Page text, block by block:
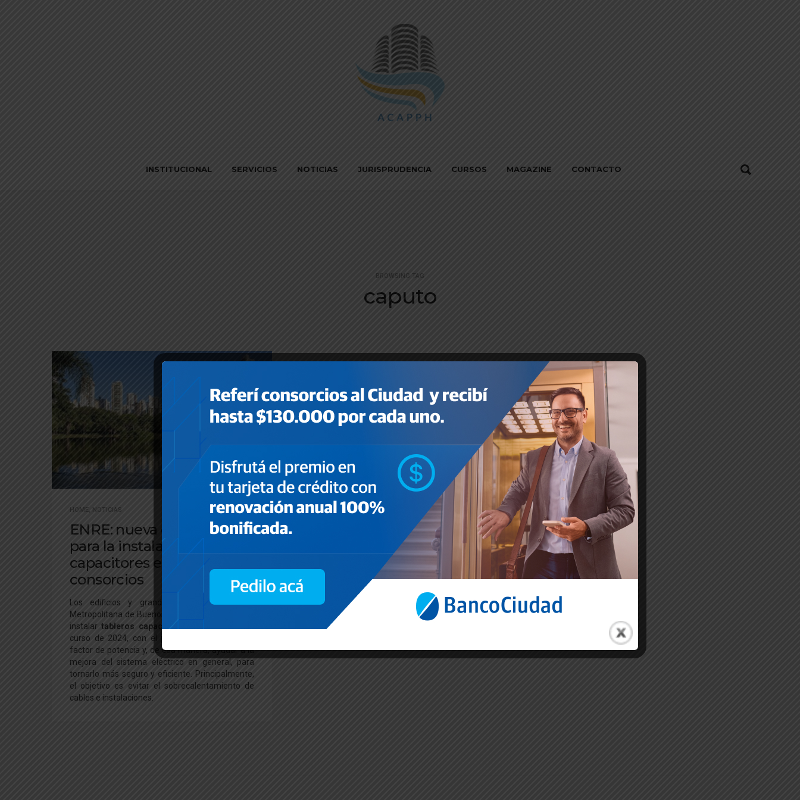
INSTITUCIONAL SERVICIOS NOTICIAS JURISPRUDENCIA CURSOS MAGAZINE CONTACTO
BROWSING TAG
caputo
HOME NOTICIAS
ENRE: nueva disposición
para la instalación de
capacitores en los
consorcios
Los edificios y grandes usuarios del Área
Metropolitana de Buenos Aires (AMBA) deberán
instalartableros capacitores eléctricos
curso de 2024, con el propósito de mejorar el
factor de potencia y, de esa manera, ayudar a la
mejora del sistema eléctrico en general, para
tornarlo más seguro y eficiente. Principalmente,
el objetivo es evitar el sobrecalentamiento de
cables e instalaciones.